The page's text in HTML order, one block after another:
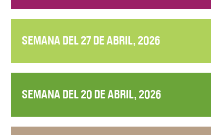
SEMANA DEL 27 DE ABRIL, 2026
SEMANA DEL 20 DE ABRIL, 2026